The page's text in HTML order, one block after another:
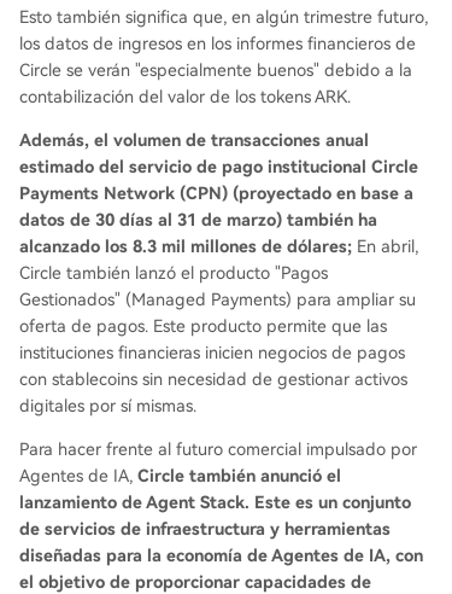
Esto también significa que, en algún trimestre futuro,
los datos de ingresos en los informes financieros de
Circle se verán "especialmente buenos" debido a la
contabilización del valor de los tokens ARK.
Además, el volumen de transacciones anual
estimado del servicio de pago institucional Circle
Payments Network (CPN) (proyectado en base a
datos de 30 días al 31 de marzo) también ha
alcanzado los 8.3 mil millones de dólares; En abril,
Circle también lanzó el producto "Pagos
Gestionados" (Managed Payments) para ampliar su
oferta de pagos. Este producto permite que las
instituciones financieras inicien negocios de pagos
con stablecoins sin necesidad de gestionar activos
digitales por sí mismas.
Para hacer frente al futuro comercial impulsado por
Agentes de IA, Circle también anunció el
lanzamiento de Agent Stack. Este es un conjunto
de servicios de infraestructura y herramientas
diseñadas para la economía de Agentes de IA, con
el objetivo de proporcionar capacidades de